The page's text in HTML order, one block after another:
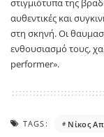
στιγμιότυπα της
αυθεντικές και
στη σκηνή. Οι
ενθουσιασμό τους,
performer».
TAGS: Νίκος